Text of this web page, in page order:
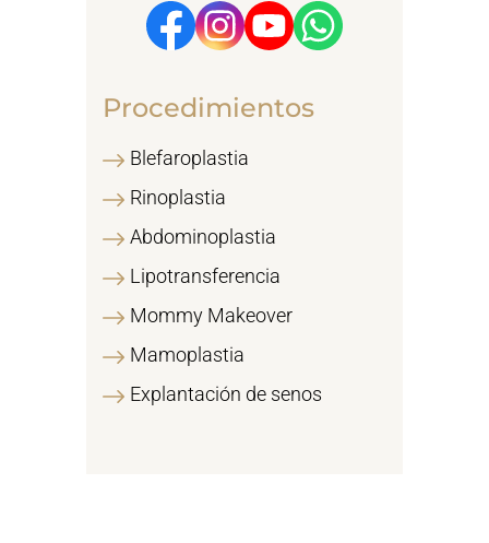
Procedimientos
Blefaroplastia
Rinoplastia
Abdominoplastia
Lipotransferencia
Mommy Makeover
Mamoplastia
Explantación de senos